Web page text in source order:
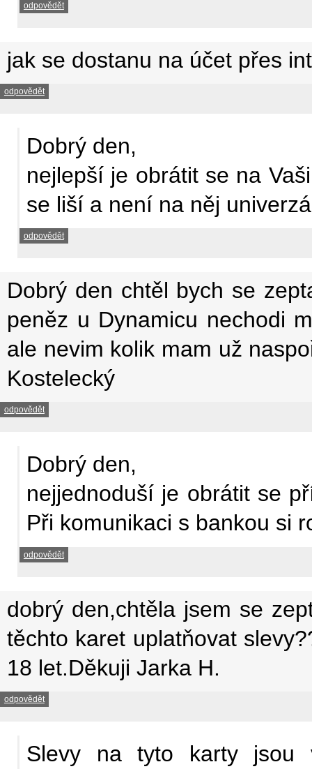
odpovědět
jak se dostanu na účet přes
odpovědět
Dobrý den,
nejlepší je obrátit se na
se liší a není na něj
odpovědět
Dobrý den chtěl bych se
peněz u Dynamicu nechodi
ale nevim kolik mam už
Kostelecký
odpovědět
Dobrý den,
nejjednoduší je obrátit se
Při komunikaci s bankou si
odpovědět
dobrý den,chtěla jsem se
těchto karet uplatňovat
18 let.Děkuji Jarka H.
odpovědět
Slevy na tyto karty jsou